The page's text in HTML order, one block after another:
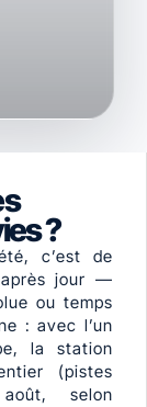
?
c’est de
après jour —
ou temps
: avec l’un
la station
(pistes
selon